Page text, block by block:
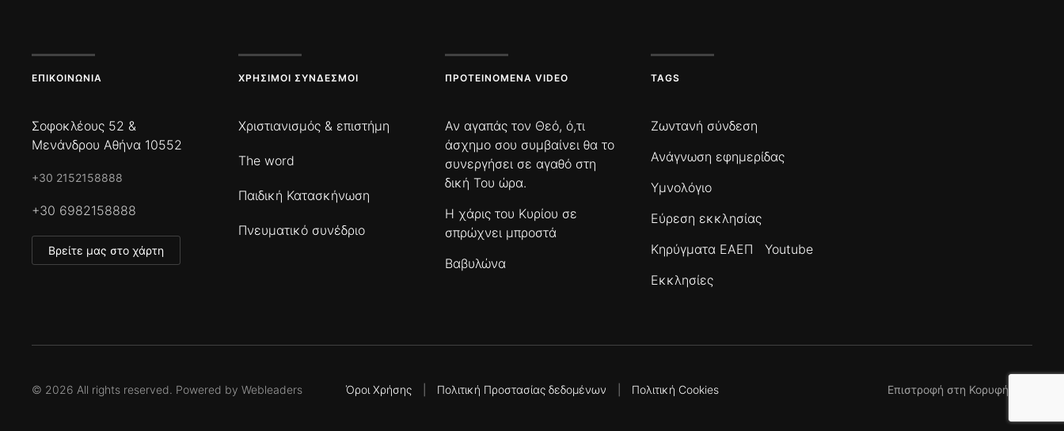
ΕΠΙΚΟΙΝΩΝΊΑ
Σοφοκλέους 52 &
Μενάνδρου Αθήνα 10552
+30 2152158888
+30 6982158888
Βρείτε μας στο χάρτη
ΧΡΉΣΙΜΟΙ ΣΎΝΔΕΣΜΟΙ
Χριστιανισμός & επιστήμη
The word
Παιδική Κατασκήνωση
Πνευματικό συνέδριο
ΠΡΟΤΕΙΝΌΜΕΝΑ VIDEO
Αν αγαπάς τον Θεό, ό,τι
άσχημο σου συμβαίνει θα το
συνεργήσει σε αγαθό στη
δική Του ώρα.
Η χάρις του Κυρίου σε
σπρώχνει μπροστά
Βαβυλώνα
TAGS
Ζωντανή σύνδεση
Ανάγνωση εφημερίδας
Υμνολόγιο
Εύρεση εκκλησίας
Κηρύγματα ΕΑΕΠ
Youtube
Εκκλησίες
© 2026 All rights reserved. Powered by Webleaders Όροι Χρήσης| Πολιτική Προστασίας δεδομένων Πολιτική Cookies Επιστροφή στη Κορυφή